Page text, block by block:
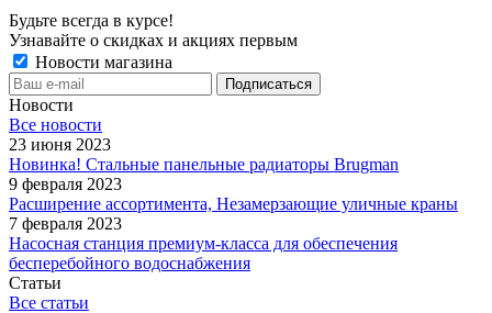
Будьте всегда в курсе!
Узнавайте о скидках и акциях первым
Новости магазина
Новости
Все новости
23 июня 2023
Новинка! Стальные панельные радиаторы Brugman
9 февраля 2023
Расширение ассортимента, Незамерзающие уличные краны
7 февраля 2023
Насосная станция премиум-класса для обеспечения
бесперебойного водоснабжения
Статьи
Все статьи